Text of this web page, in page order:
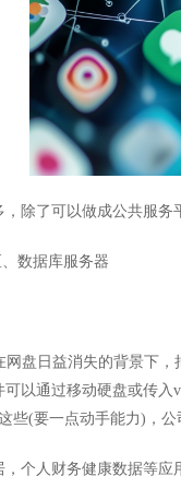
除了可以做成公共服务
数据库服务器
日益消失的背景下，
以通过移动硬盘或传
些(要一点动手能力)，公
人财务健康数据等应